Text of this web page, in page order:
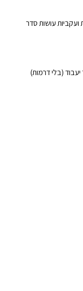
עושות סדר
(בלי דרמות)